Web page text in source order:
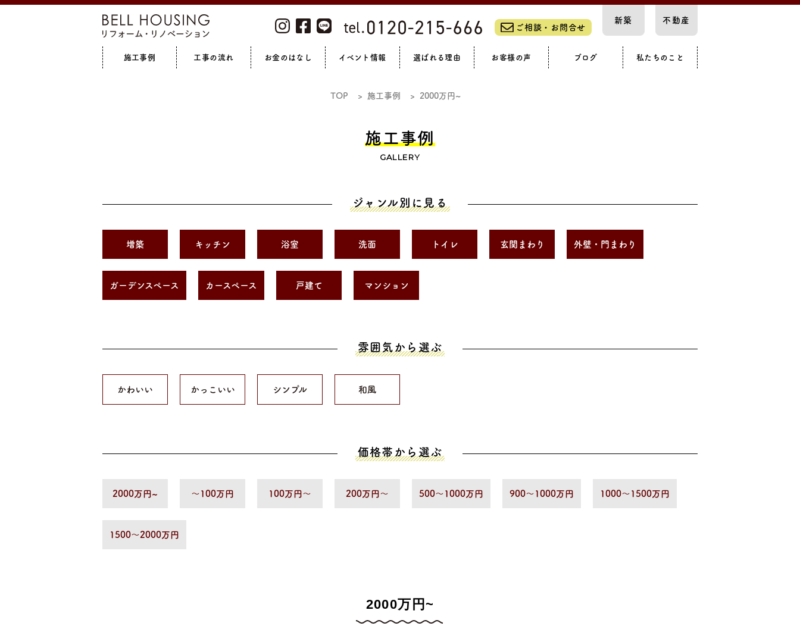
ご相談・お問合せ
新築 不動産
施工事例 工事の流れ お金のはなし イベント情報 選ばれる理由 お客様の声 ブログ 私たちのこと
TOP 施工事例 2000万円~
施工事例
GALLERY
ジャンル別に見る
増築 キッチン 浴室 洗面 トイレ 玄関まわり 外壁・門まわり
ガーデンスペース カースペース 戸建て マンション
雰囲気から選ぶ
かわいい かっこいい シンプル 和風
価格帯から選ぶ
2000万円~ 〜100万円 100万円〜 200万円〜 500〜1000万円 900〜1000万円 1000〜1500万円
1500〜2000万円
2000万円~